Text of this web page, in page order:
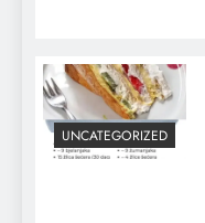
UNCATEGORIZED